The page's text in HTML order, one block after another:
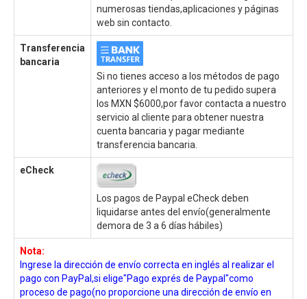
numerosas tiendas,aplicaciones y páginas
web sin contacto.
Transferencia
bancaria
Si no tienes acceso a los métodos de pago
anteriores y el monto de tu pedido supera
los MXN $6000,por favor contacta a nuestro
servicio al cliente para obtener nuestra
cuenta bancaria y pagar mediante
transferencia bancaria.
eCheck
Los pagos de Paypal eCheck deben
liquidarse antes del envío(generalmente
demora de 3 a 6 días hábiles)
Nota:
Ingrese la dirección de envío correcta en inglés al realizar el
pago con PayPal,si elige"Pago exprés de Paypal"como
proceso de pago(no proporcione una dirección de envío en